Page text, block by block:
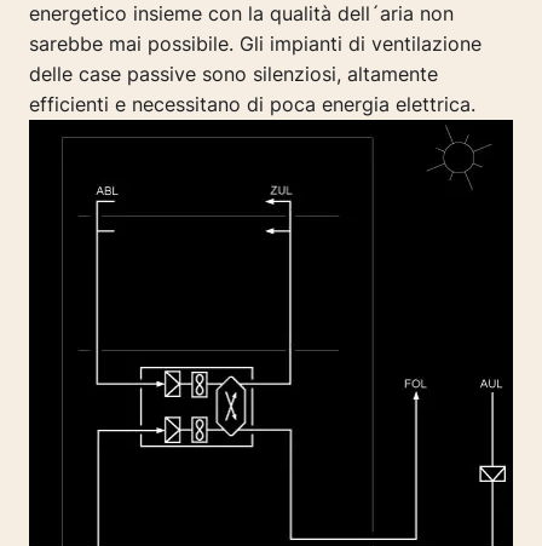
energetico insieme con la qualità dell´aria non
sarebbe mai possibile. Gli impianti di ventilazione
delle case passive sono silenziosi, altamente
efficienti e necessitano di poca energia elettrica.